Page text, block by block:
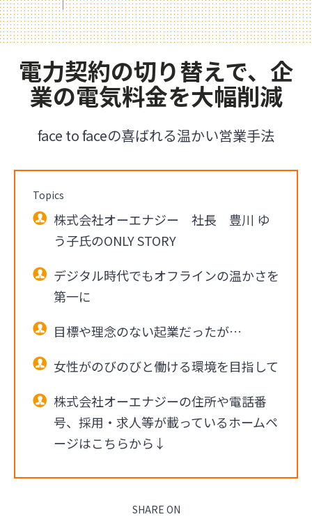
電力契約の切り替えで、企
業の電気料金を大幅削減
face to faceの喜ばれる温かい営業手法
Topics
株式会社オーエナジー 社長 豊川 ゆ
う子氏のONLY STORY
デジタル時代でもオフラインの温かさを
第一に
目標や理念のない起業だったが…
女性がのびのびと働ける環境を目指して
株式会社オーエナジーの住所や電話番
号、採用・求人等が載っているホームペ
ージはこちらから↓
SHARE ON